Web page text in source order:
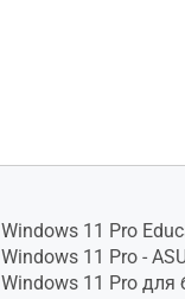
Windows 11 Pro
Windows 11 Pro -
Windows 11 Pro для